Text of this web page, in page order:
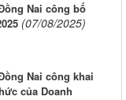
Nai công bố
(07/08/2025)
Nai công khai
của Doanh